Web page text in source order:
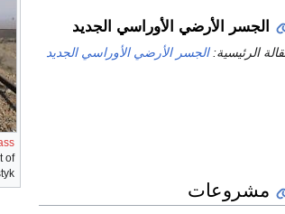
of
الجسر الأرضي الأوراسي الجديد
الرئيسية:الجسر الأرضي الأوراسي الجديد
مشروعات